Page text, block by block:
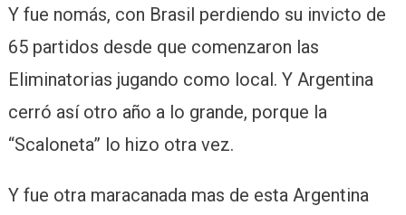
Y fue nomás, con Brasil perdiendo su invicto de
65 partidos desde que comenzaron las
Eliminatorias jugando como local. Y Argentina
cerró así otro año a lo grande, porque la
“Scaloneta” lo hizo otra vez.
Y fue otra maracanada mas de esta Argentina